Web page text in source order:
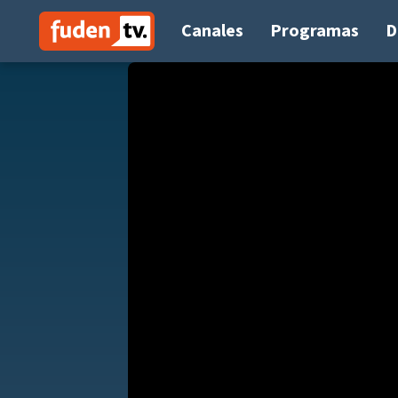
contenido
Canales Programas